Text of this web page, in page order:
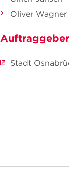
Oliver Wagner
Stadt